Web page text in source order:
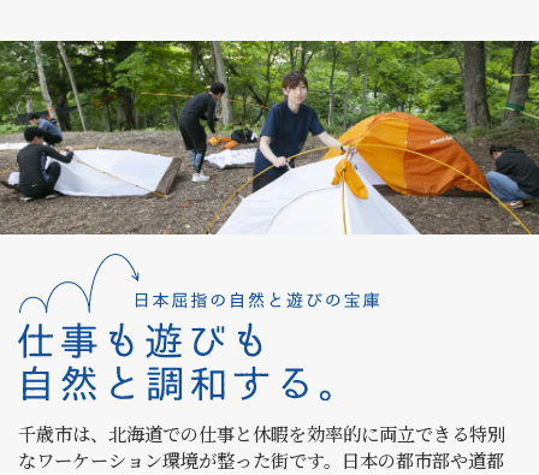
千歳市は、北海道での仕事と休暇を効率的に両立できる特別
なワーケーション環境が整った街です。日本の都市部や道都